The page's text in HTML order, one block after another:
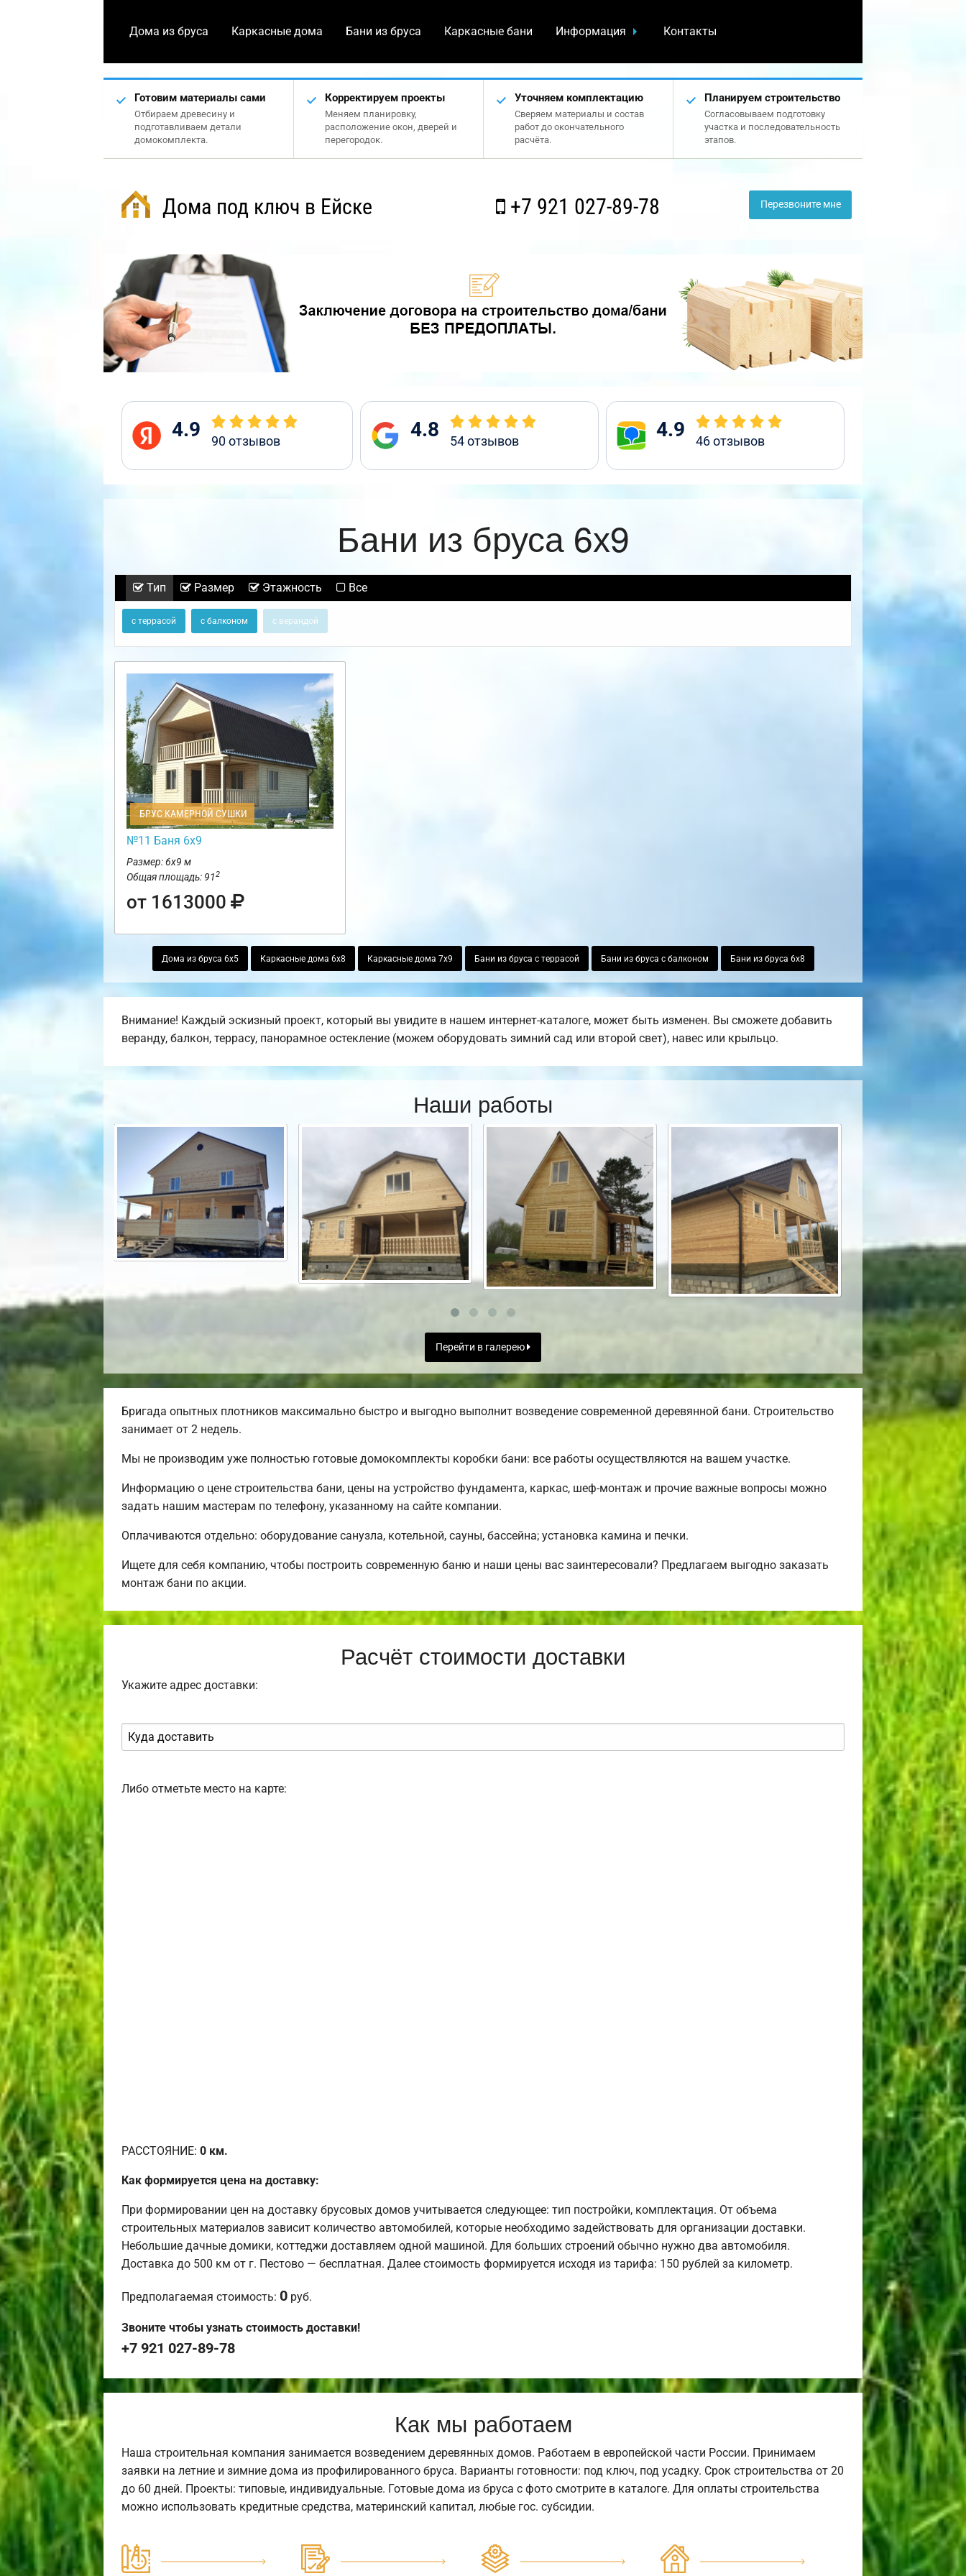
Дома из бруса Каркасные дома Бани из бруса Каркасные бани Информация Контакты
Готовим материалы сами
Отбираем древесину и
подготавливаем детали
домокомплекта.
Корректируем проекты
Меняем планировку,
расположение окон, дверей и
перегородок.
Уточняем комплектацию
Сверяем материалы и состав
работ до окончательного
расчёта.
Планируем строительство
Согласовываем подготовку
участка и последовательность
этапов.
Дома под ключ в Ейске +7 921 027-89-78 Перезвоните мне
4.9 90отзывов 4.8 54отзывов 4.9 46отзывов
Бани из бруса 6х9
Тип Размер Этажность Все
с террасой с балконом с верандой
БРУС КАМЕРНОЙ СУШКИ
№11 Баня 6х9
Размер: 6х9 м
Общая площадь: 912
от 1613000
Дома из бруса 6х5 Каркасные дома 6х8 Каркасные дома 7х9 Бани из бруса с террасой Бани из бруса с балконом Бани из бруса 6х8
Внимание! Каждый эскизный проект, который вы увидите в нашем интернет-каталоге, может быть изменен. Вы сможете добавить
веранду, балкон, террасу, панорамное остекление (можем оборудовать зимний сад или второй свет), навес или крыльцо.
Наши работы
Перейти в галерею
Бригада опытных плотников максимально быстро и выгодно выполнит возведение современной деревянной бани. Строительство
занимает от 2 недель.
Мы не производим уже полностью готовые домокомплекты коробки бани: все работы осуществляются на вашем участке.
Информацию о цене строительства бани, цены на устройство фундамента, каркас, шеф-монтаж и прочие важные вопросы можно
задать нашим мастерам по телефону, указанному на сайте компании.
Оплачиваются отдельно: оборудование санузла, котельной, сауны, бассейна; установка камина и печки.
Ищете для себя компанию, чтобы построить современную баню и наши цены вас заинтересовали? Предлагаем выгодно заказать
монтаж бани по акции.
Расчёт стоимости доставки
Укажите адрес доставки:
Либо отметьте место на карте:
РАССТОЯНИЕ: 0 км.
Как формируется цена на доставку:
При формировании цен на доставку брусовых домов учитывается следующее: тип постройки, комплектация. От объема
строительных материалов зависит количество автомобилей, которые необходимо задействовать для организации доставки.
Небольшие дачные домики, коттеджи доставляем одной машиной. Для больших строений обычно нужно два автомобиля.
Доставка до 500 км от г. Пестово — бесплатная. Далее стоимость формируется исходя из тарифа: 150 рублей за километр.
Предполагаемая стоимость: 0 руб.
Звоните чтобы узнать стоимость доставки!
+7 921 027-89-78
Как мы работаем
Наша строительная компания занимается возведением деревянных домов. Работаем в европейской части России. Принимаем
заявки на летние и зимние дома из профилированного бруса. Варианты готовности: под ключ, под усадку. Срок строительства от 20
до 60 дней. Проекты: типовые, индивидуальные. Готовые дома из бруса с фото смотрите в каталоге. Для оплаты строительства
можно использовать кредитные средства, материнский капитал, любые гос. субсидии.